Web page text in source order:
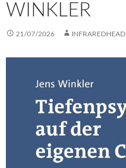
WINKLER
21/07/2026 INFRAREDHEAD